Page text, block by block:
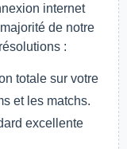
internet
de notre
:
totale sur votre
et les matchs.
excellente